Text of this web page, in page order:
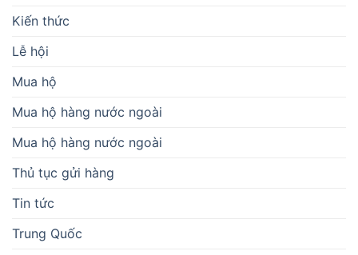
Kiến thức
Lễ hội
Mua hộ
Mua hộ hàng nước ngoài
Mua hộ hàng nước ngoài
Thủ tục gửi hàng
Tin tức
Trung Quốc